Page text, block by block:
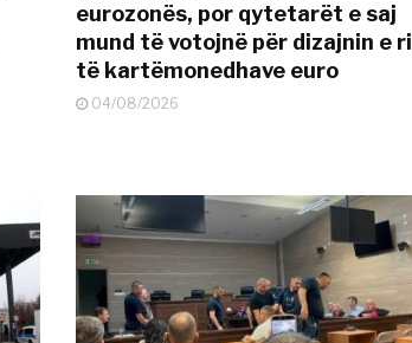
eurozonës, por qytetarët e saj
mund të votojnë për dizajnin e ri
të kartëmonedhave euro
04/08/2026